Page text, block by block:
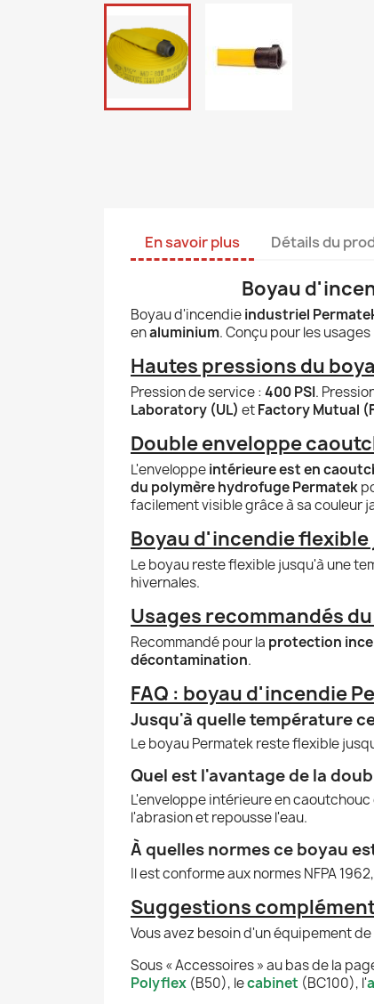
En savoir plus Détails du
Boyau
Boyau d'incendieindustriel
enaluminium. Conçu pour les
Hautes pressions du
Pression de service : 400 PSI.
Laboratory (UL) etFactory Mutual
Double enveloppe
L'enveloppeintérieure est en
du polymère hydrofuge Permatek
facilement visible grâce à sa couleur
Boyau d'incendie flexible
Le boyau reste flexible jusqu'à une
hivernales.
Usages recommandés
Recommandé pour la protection
décontamination.
FAQ : boyau d'incendie
Jusqu'à quelle température
Le boyau Permatek reste flexible
Quel est l'avantage de la
L'enveloppe intérieure en
l'abrasion et repousse l'eau.
À quelles normes ce boyau
Il est conforme aux normes NFPA
Suggestions
Vous avez besoin d'un équipement
Sous « Accessoires » au bas de la
Polyflex (B50), lecabinet (BC100), l'